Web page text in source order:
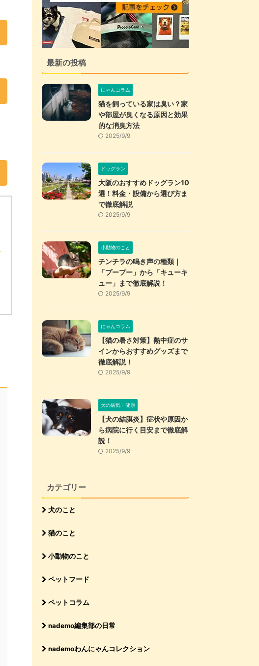
最新の投稿
にゃんコラム
猫を飼っている家は臭い？家
や部屋が臭くなる原因と効果
的な消臭方法
2025/9/9
ドッグラン
大阪のおすすめドッグラン10
選！料金・設備から選び方ま
で徹底解説
2025/9/9
小動物のこと
チンチラの鳴き声の種類｜
「プープー」から「キューキ
ュー」まで徹底解説！
2025/9/9
にゃんコラム
【猫の暑さ対策】熱中症のサ
インからおすすめグッズまで
徹底解説！
2025/9/9
犬の病気・健康
【犬の結膜炎】症状や原因か
ら病院に行く目安まで徹底解
説！
2025/9/9
カテゴリー
犬のこと
猫のこと
小動物のこと
ペットフード
ペットコラム
nademo編集部の日常
nademoわんにゃんコレクション